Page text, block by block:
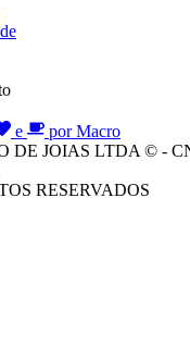
e
por Macro
DE JOIAS LTDA © -
RESERVADOS